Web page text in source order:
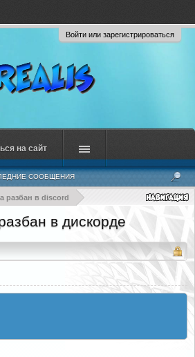
Войти или зарегистрироваться
разбан в discord
в дискорде
СООБЩЕНИЯ
на сайт